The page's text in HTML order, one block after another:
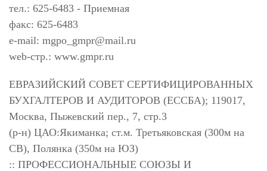
тел.: 625-6483 - Приемная
факс: 625-6483
e-mail: mgpo_gmpr@mail.ru
web-стр.: www.gmpr.ru
ЕВРАЗИЙСКИЙ СОВЕТ СЕРТИФИЦИРОВАННЫХ
БУХГАЛТЕРОВ И АУДИТОРОВ (ЕССБА); 119017,
Москва, Пыжевский пер., 7, стр.3
(р-н) ЦАО:Якиманка; ст.м. Третьяковская (300м на
СВ), Полянка (350м на ЮЗ)
:: ПРОФЕССИОНАЛЬНЫЕ СОЮЗЫ И